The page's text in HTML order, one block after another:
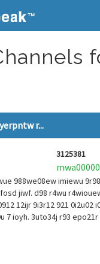
r...
3125381
988we08ew imiewu
jiwf. d98 r4wu
12ijr 9i3r12 921 0i2u02
7 ioyh. 3uto34j r93 epo21r